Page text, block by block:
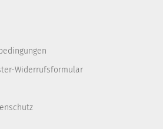
Widerrufsformular